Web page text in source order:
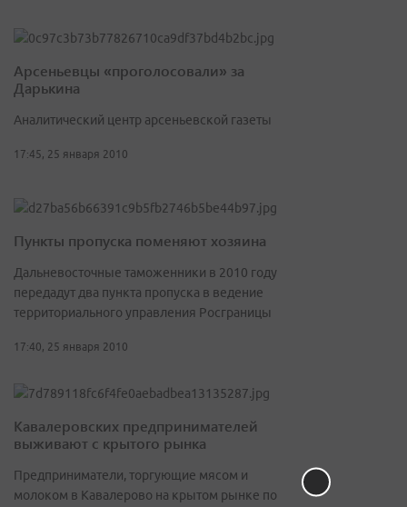
Арсеньевцы «проголосовали» за
Дарькина
Аналитический центр арсеньевской газеты
17:45, 25 января 2010
Пункты пропуска поменяют хозяина
Дальневосточные таможенники в 2010 году
передадут два пункта пропуска в ведение
территориального управления Росграницы
17:40, 25 января 2010
Кавалеровских предпринимателей
выживают с крытого рынка
Предприниматели, торгующие мясом и
молоком в Кавалерово на крытом рынке по